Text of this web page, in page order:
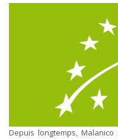
Depuis longtemps,